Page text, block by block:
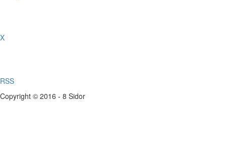
X
RSS
Copyright © 2016 - 8 Sidor